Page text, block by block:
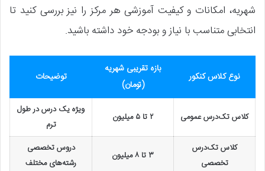
شهریه، امکانات و کیفیت آموزشی هر مرکز را نیز بررسی کنید تا
انتخابی متناسب با نیاز و بودجه خود داشته باشید.
نوع کلاس کنکور
بازه تقریبی شهریه
(تومان)
توضیحات
کلاس تک‌درس عمومی ۲ تا ۵ میلیون
ویژه یک درس در طول
ترم
کلاس تک‌درس
تخصصی
۳ تا ۸ میلیون
دروس تخصصی
رشته‌های مختلف